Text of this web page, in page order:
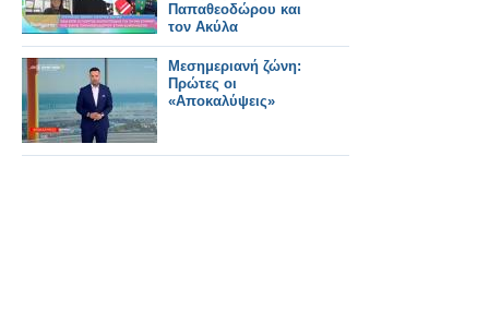
Παπαθεοδώρου και
τον Ακύλα
Μεσημεριανή ζώνη:
Πρώτες οι
«Αποκαλύψεις»